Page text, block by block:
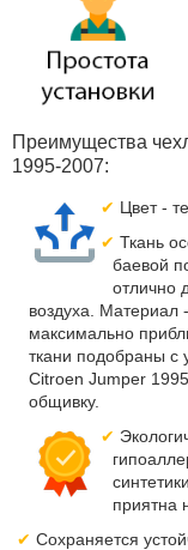
Преимущества
1995-2007:
Цвет -
Ткань
баевой
отлично
воздуха. Материал
максимально
ткани подобраны с
Citroen Jumper
общивку.
приятна
Сохраняется